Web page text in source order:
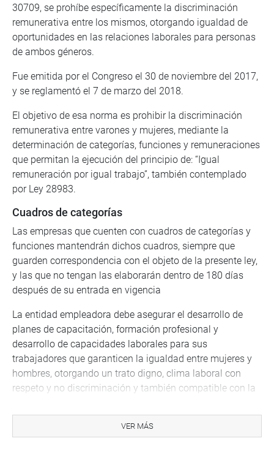
30709, se prohíbe específicamente la discriminación
remunerativa entre los mismos, otorgando igualdad de
oportunidades en las relaciones laborales para personas
de ambos géneros.
Fue emitida por el Congreso el 30 de noviembre del 2017,
y se reglamentó el 7 de marzo del 2018.
El objetivo de esa norma es prohibir la discriminación
remunerativa entre varones y mujeres, mediante la
determinación de categorías, funciones y remuneraciones
que permitan la ejecución del principio de: “Igual
remuneración por igual trabajo”, también contemplado
por Ley 28983.
Cuadros de categorías
Las empresas que cuenten con cuadros de categorías y
funciones mantendrán dichos cuadros, siempre que
guarden correspondencia con el objeto de la presente ley,
y las que no tengan las elaborarán dentro de 180 días
después de su entrada en vigencia
La entidad empleadora debe asegurar el desarrollo de
planes de capacitación, formación profesional y
desarrollo de capacidades laborales para sus
trabajadores que garanticen la igualdad entre mujeres y
hombres, otorgando un trato digno, clima laboral con
respeto y no discriminación y también compatible con la
Las condiciones de trabajo en el ámbito público y privado,
VER MÁS